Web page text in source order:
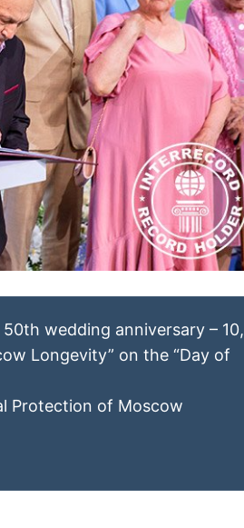
wedding anniversary – 10,
Longevity” on the “Day of
Protection of Moscow